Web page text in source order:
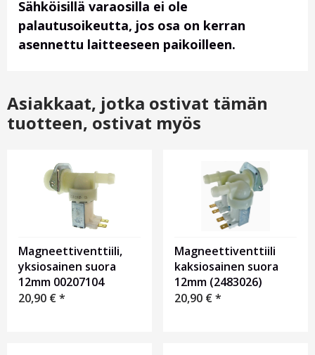
Sähköisillä varaosilla ei ole
palautusoikeutta, jos osa on kerran
asennettu laitteeseen paikoilleen.
Asiakkaat, jotka ostivat tämän
tuotteen, ostivat myös
Magneettiventtiili,
yksiosainen suora
12mm 00207104
20,90 €*
Magneettiventtiili
kaksiosainen suora
12mm (2483026)
20,90 €*